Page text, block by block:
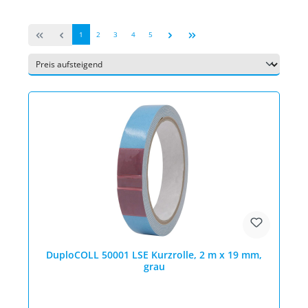
Seite
1 Seite
2 Seite
3 Seite
4 Seite
5
DuploCOLL 50001 LSE Kurzrolle, 2 m x 19 mm,
grau